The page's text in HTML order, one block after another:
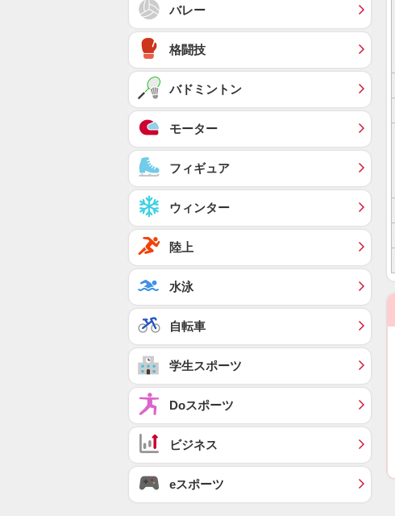
バレー
格闘技
バドミントン
モーター
フィギュア
ウィンター
陸上
水泳
自転車
学生スポーツ
Doスポーツ
ビジネス
eスポーツ